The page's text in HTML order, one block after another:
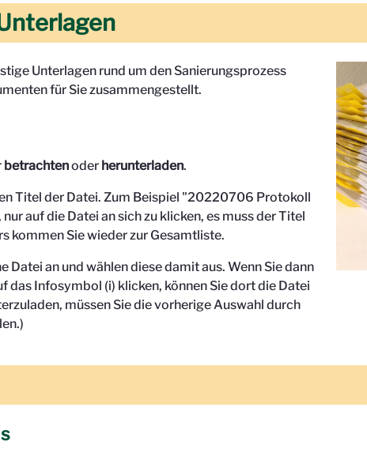
Unterlagen rund um den Sanierungsprozess
für Sie zusammengestellt.
betrachtenoder herunterladen.
Titel der Datei. Zum Beispiel "20220706 Protokoll
auf die Datei an sich zu klicken, es muss der Titel
kommen Sie wieder zur Gesamtliste.
Datei an und wählen diese damit aus. Wenn Sie dann
das Infosymbol (i) klicken, können Sie dort die Datei
müssen Sie die vorherige Auswahl durch